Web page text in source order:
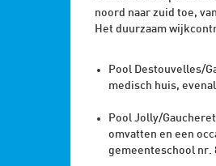
noord naar zuid toe,
Het duurzaam
Pool Destouvelles/
medisch huis,
Pool Jolly/
omvatten en een
gemeenteschool nr.